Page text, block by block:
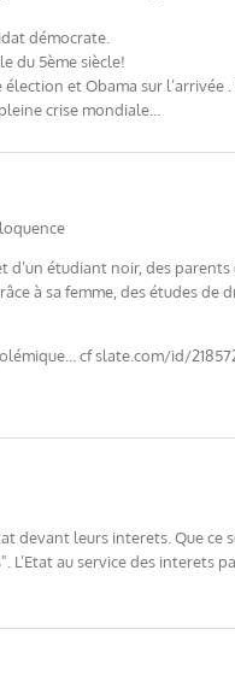
démocrate.
du 5ème siècle!
et Obama sur l’arrivée .
crise mondiale…
d’un étudiant noir, des
à sa femme, des études de
cf slate.com/id/
devant leurs interets. Que ce
au service des interets